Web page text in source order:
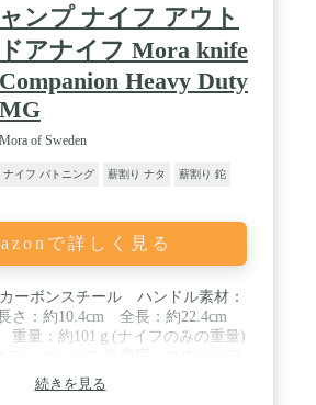
ジを鋭利に研ぎ上げています。 /
ドル形状】 ハンドルには、ひとつ
が異なる美しいカーリーバーチ
ーリーバーチは白樺の遺伝的多様
の模様で知られており、この模様
表情を与え、一つとして同じもの
としており、非常に握りやすく力
に作られています。またフィンガ
」で知られるカナダのサバイ
、レス・ストラウド氏は、2011年
初のコラボレーションをし「テマ
しました。ヘレナイフとしては初
構造のナイフの発売でした。サバ
のナイフの知識と、ヘレのデザイ
クラフトマンシップが融合したモ
前の由来はレス・ストラウド氏が
ャンプ ナイフ アウト
ドアナイフ Mora knife
Companion Heavy Duty
MG
Mora of Sweden
ナイフ バトニング 薪割り ナタ 薪割り 鉈
で詳しく見る
ーボンスチール ハンドル素材：
さ：約10.4cm 全長：約22.4cm
重量：約101ｇ(ナイフのみの重量)
なくこの商品を携帯することは法
ております。 / ※18歳未満の方は
続きを見る